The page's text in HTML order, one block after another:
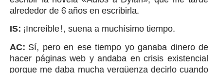
alrededor de 6 años en escribirla.
IS: ¡Increíble!, suena a muchísimo tiempo.
AC: Sí, pero en ese tiempo yo ganaba dinero de
hacer páginas web y andaba en crisis existencial
porque me daba mucha vergüenza decirlo cuando